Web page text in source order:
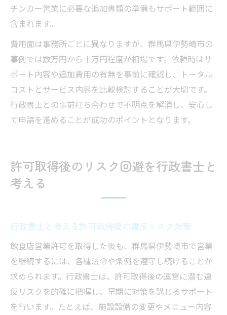
チンカー営業に必要な追加書類の準備もサポート範囲に
含まれます。
費用面は事務所ごとに異なりますが、群馬県伊勢崎市の
事例では数万円から十万円程度が相場です。依頼時はサ
ポート内容や追加費用の有無を事前に確認し、トータル
コストとサービス内容を比較検討することが大切です。
行政書士との事前打ち合わせで不明点を解消し、安心し
て申請を進めることが成功のポイントとなります。
許可取得後のリスク回避を行政書士と
考える
行政書士と考える許可取得後の違反リスク対策
飲食店営業許可を取得した後も、群馬県伊勢崎市で営業
を継続するには、各種法令や条例を遵守し続けることが
求められます。行政書士は、許可取得後の運営に潜む違
反リスクを的確に把握し、早期に対策を講じるサポート
を行います。たとえば、施設設備の変更やメニュー内容